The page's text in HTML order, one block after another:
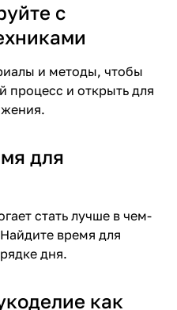
с
и методы, чтобы
процесс и открыть для
для
стать лучше в чем-
время для
дня.
как